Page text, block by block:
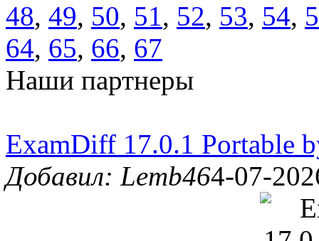
48, 49, 50, 51, 52, 53, 54,
64, 65, 66, 67
Наши партнеры
ExamDiff 17.0.1 Portable
Добавил: Lemb464-07-